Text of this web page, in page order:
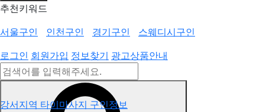
추천키워드
서울구인
인천구인 경기구인
스웨디시구인
로그인 회원가입 정보찾기 광고상품안내
강서지역 타이마사지 구인정보